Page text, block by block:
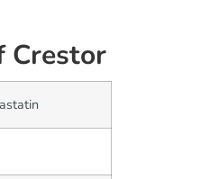
Crestor